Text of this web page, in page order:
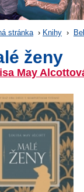
stránka › Knihy ›
ženy
May